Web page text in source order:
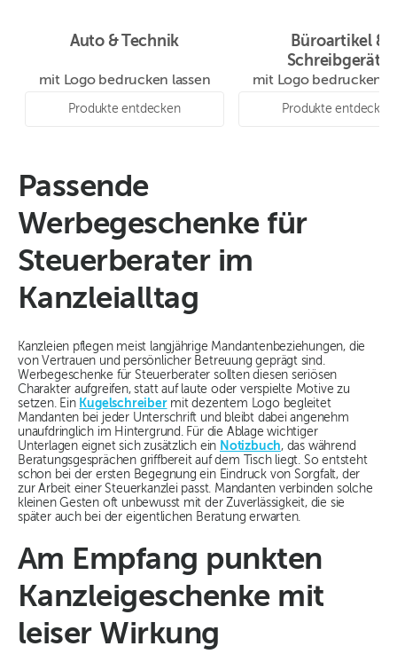
Auto & Technik
mit Logo bedrucken lassen
Produkte entdecken
Büroartikel &
Schreibgeräte
mit Logo bedrucken
Produkte entdecken
Passende
Werbegeschenke für
Steuerberater im
Kanzleialltag
Kanzleien pflegen meist langjährige Mandantenbeziehungen, die
von Vertrauen und persönlicher Betreuung geprägt sind.
Werbegeschenke für Steuerberater sollten diesen seriösen
Charakter aufgreifen, statt auf laute oder verspielte Motive zu
setzen. Ein Kugelschreibermit dezentem Logo begleitet
Mandanten bei jeder Unterschrift und bleibt dabei angenehm
unaufdringlich im Hintergrund. Für die Ablage wichtiger
Unterlagen eignet sich zusätzlich ein Notizbuch, das während
Beratungsgesprächen griffbereit auf dem Tisch liegt. So entsteht
schon bei der ersten Begegnung ein Eindruck von Sorgfalt, der
zur Arbeit einer Steuerkanzlei passt. Mandanten verbinden solche
kleinen Gesten oft unbewusst mit der Zuverlässigkeit, die sie
später auch bei der eigentlichen Beratung erwarten.
Am Empfang punkten
Kanzleigeschenke mit
leiser Wirkung